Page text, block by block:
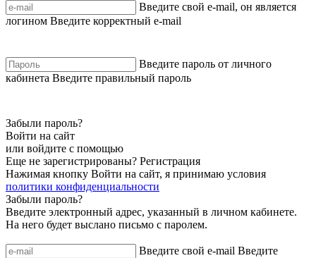
Введите свой e-mail, он является
логином Введите корректный e-mail
Введите пароль от личного
кабинета Введите правильный пароль
Забыли пароль?
Войти на сайт
или войдите с помощью
Еще не зарегистрированы? Регистрация
Нажимая кнопку Войти на сайт, я принимаю условия
политики конфиденциальности
Забыли пароль?
Введите электронный адрес, указанный в личном кабинете.
На него будет выслано письмо с паролем.
Введите свой e-mail Введите